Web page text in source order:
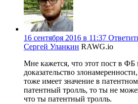
16 сентября 2016 в 11:37
Сергей Уланкин RAWG.io
Мне кажется, что этот пост в ФБ
доказательство
тоже имеет значение в
патентный тролль, то ты не
что ты патентный тролль.